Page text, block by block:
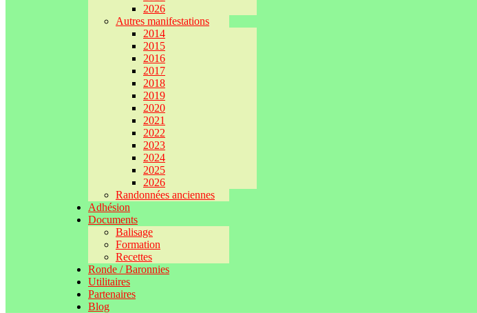
2026
Autres manifestations
2014
2015
2016
2017
2018
2019
2020
2021
2022
2023
2024
2025
2026
Randonnées anciennes
Adhésion
Documents
Balisage
Formation
Recettes
Ronde / Baronnies
Utilitaires
Partenaires
Blog